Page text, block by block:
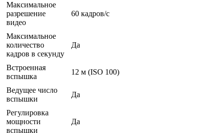
Максимальное
разрешение
видео
60 кадров/с
Максимальное
количество
кадров в секунду
Да
Встроенная
вспышка
12 м (ISO 100)
Ведущее число
вспышки
Да
Регулировка
мощности
вспышки
Да